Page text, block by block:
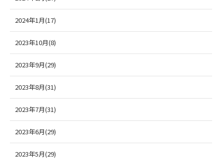
2024年1月(17)
2023年10月(8)
2023年9月(29)
2023年8月(31)
2023年7月(31)
2023年6月(29)
2023年5月(29)